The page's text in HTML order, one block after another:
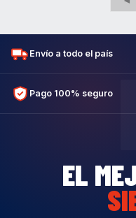
Envío a todo el país
Pago 100% seguro
EL